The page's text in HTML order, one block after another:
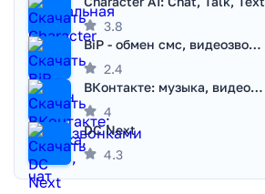
3.8
BiP - обмен смс, видеозвонками
2.4
ВКонтакте: музыка, видео, чат
4
DC Next
4.3